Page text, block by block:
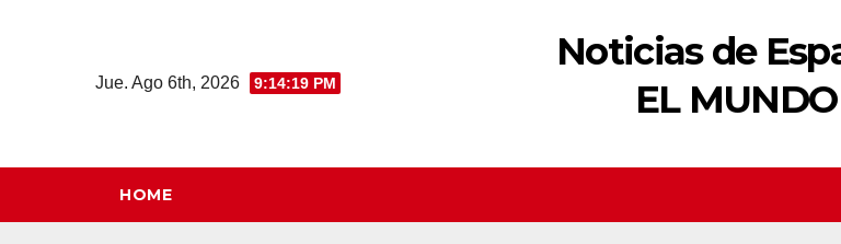
Jue. Ago 6th, 2026 9:14:20 PM
Noticias de
EL MUNDO
HOME